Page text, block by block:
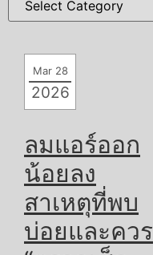
Mar 28
2026
ลมแอร์ออก
น้อยลง
สาเหตุที่พบ
บ่อยและควร